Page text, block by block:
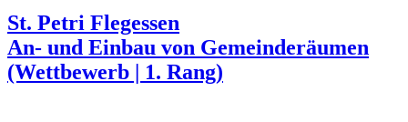
St. Petri Flegessen
An- und Einbau von Gemeinderäumen
(Wettbewerb | 1. Rang)